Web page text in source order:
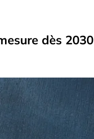
dès 2030